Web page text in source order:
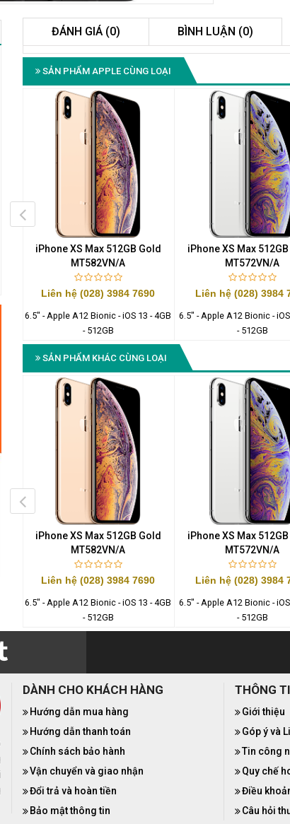
Màn
Màn
Liên
để
nhất
Màn
Liên
để
nhất
ĐÁNH GIÁ (0) BÌNH LUẬN (0)
SẢN PHẨM APPLE CÙNG LOẠI
iPhone XS Max 512GB Gold
MT582VN/A
Liên hệ (028) 3984 7690
6.5" - Apple A12 Bionic - iOS 13 - 4GB
- 512GB
iPhone XS Max
MT572VN/A
Liên hệ (028) 3984
6.5" - Apple A12 Bionic -
- 512GB
SẢN PHẨM KHÁC CÙNG LOẠI
iPhone XS Max 512GB Gold
MT582VN/A
Liên hệ (028) 3984 7690
6.5" - Apple A12 Bionic - iOS 13 - 4GB
- 512GB
iPhone XS Max
MT572VN/A
Liên hệ (028) 3984
6.5" - Apple A12 Bionic -
- 512GB
DÀNH CHO KHÁCH HÀNG
Hướng dẫn mua hàng
Hướng dẫn thanh toán
Chính sách bảo hành
Vận chuyển và giao nhận
Đổi trả và hoàn tiền
Bảo mật thông tin
THÔNG
Giới thiệu
Góp ý và
Tin công
Quy chế
Điều
Câu hỏi